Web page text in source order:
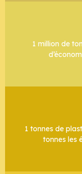
1 million de
1 tonnes de
tonnes les